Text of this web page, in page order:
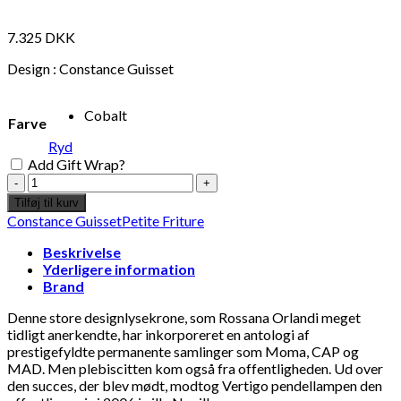
7.325 DKK
Design : Constance Guisset
Farve
Cobalt
Ryd
Add Gift Wrap?
Constance
Guisset
x
Petite
Friture
-
Lampe
Vertigo
Medium
140cm
-
Cobalt
antal
Tilføj til kurv
Constance GuissetPetite Friture
Beskrivelse
Yderligere information
Brand
Denne store designlysekrone, som Rossana Orlandi meget
tidligt anerkendte, har inkorporeret en antologi af
prestigefyldte permanente samlinger som Moma, CAP og
MAD. Men plebiscitten kom også fra offentligheden. Ud over
den succes, der blev mødt, modtog Vertigo pendellampen den